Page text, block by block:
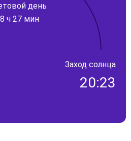
день
ч 27 мин
Заход солнца
20:23